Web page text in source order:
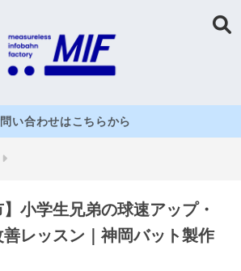
い合わせはこちらから
】小学生兄弟の球速アップ・
善レッスン｜神岡バット製作